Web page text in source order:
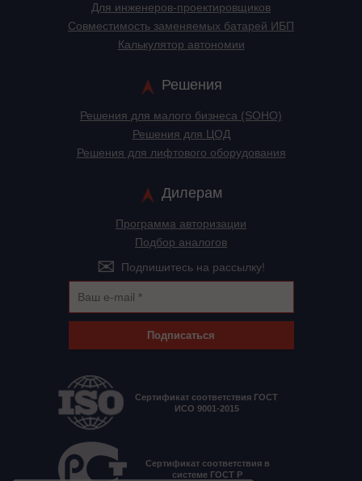
Для инженеров-проектировщиков
Cовместимость заменяемых батарей ИБП
Калькулятор автономии
Решения
Решения для малого бизнеса (SOHO)
Решения для ЦОД
Решения для лифтового оборудования
Дилерам
Программа авторизации
Подбор аналогов
Подпишитесь на рассылку!
Подписаться
Сертификат соответствия ГОСТ
ИСО 9001-2015
Сертификат соответствия в
системе ГОСТ Р